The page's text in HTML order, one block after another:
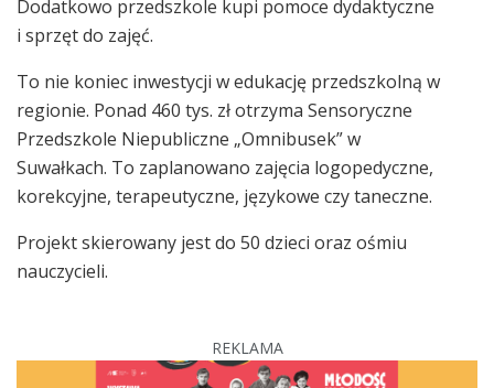
Dodatkowo przedszkole kupi pomoce dydaktyczne
i sprzęt do zajęć.
To nie koniec inwestycji w edukację przedszkolną w
regionie. Ponad 460 tys. zł otrzyma Sensoryczne
Przedszkole Niepubliczne „Omnibusek” w
Suwałkach. To zaplanowano zajęcia logopedyczne,
korekcyjne, terapeutyczne, językowe czy taneczne.
Projekt skierowany jest do 50 dzieci oraz ośmiu
nauczycieli.
REKLAMA